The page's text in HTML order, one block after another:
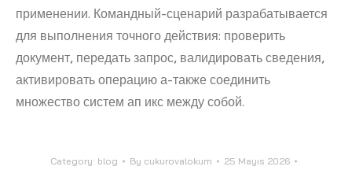
применении. Командный-сценарий разрабатывается
для выполнения точного действия: проверить
документ, передать запрос, валидировать сведения,
активировать операцию а-также соединить
множество систем ап икс между собой.
Category: blog By cukurovalokum
25 Mayıs 2026